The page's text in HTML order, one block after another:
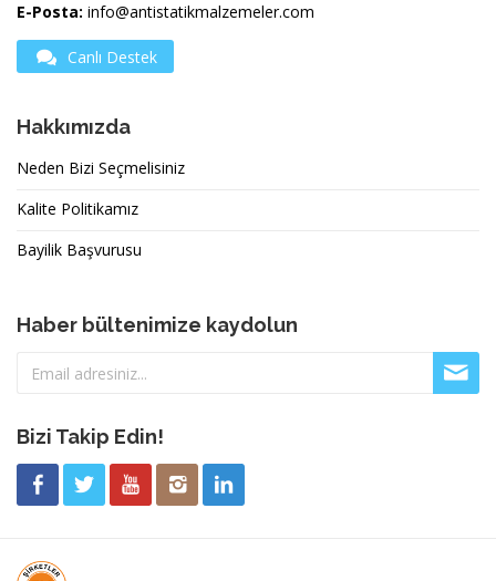
E-Posta: info@antistatikmalzemeler.com
Canlı Destek
Hakkımızda
Neden Bizi Seçmelisiniz
Kalite Politikamız
Bayilik Başvurusu
Haber bültenimize kaydolun
Bizi Takip Edin!